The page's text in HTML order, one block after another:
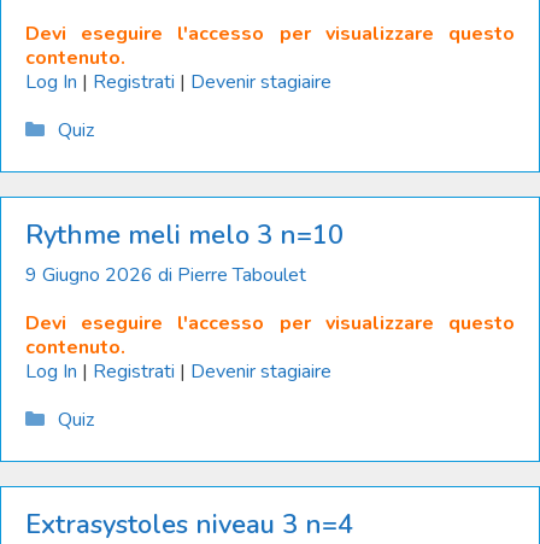
Devi eseguire l'accesso per visualizzare questo
contenuto.
Log In | Registrati | Devenir stagiaire
Catégories
Quiz
Rythme meli melo 3 n=10
9 Giugno 2026 di Pierre Taboulet
Devi eseguire l'accesso per visualizzare questo
contenuto.
Log In | Registrati | Devenir stagiaire
Catégories
Quiz
Extrasystoles niveau 3 n=4